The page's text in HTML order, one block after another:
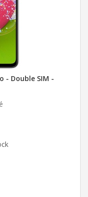
- Double SIM -